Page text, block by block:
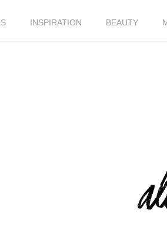
INSPIRATION BEAUTY